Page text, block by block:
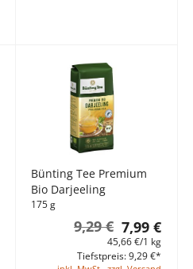
Bünting Tee Premium
Bio Darjeeling
175 g
7,99 €
9,29 €
45,66 €/1 kg
Tiefstpreis: 9,29 €*